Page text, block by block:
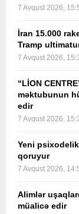
7 Avqust 2026,
İran 15.000
Tramp
7 Avqust 2026,
“LİON
məktubunun
edir
7 Avqust 2026,
Yeni
qoruyur
7 Avqust 2026,
Alimlər
müalicə edir